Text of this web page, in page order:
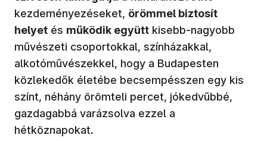
kezdeményezéseket, örömmel biztosít
helyet és működik együtt kisebb-nagyobb
művészeti csoportokkal, színházakkal,
alkotóművészekkel, hogy a Budapesten
közlekedők életébe becsempésszen egy kis
színt, néhány örömteli percet, jókedvűbbé,
gazdagabbá varázsolva ezzel a
hétköznapokat.